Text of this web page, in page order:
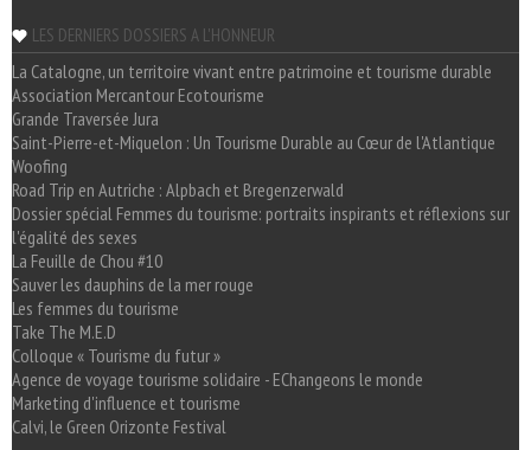
LES DERNIERS DOSSIERS A L'HONNEUR
La Catalogne, un territoire vivant entre patrimoine et tourisme durable
Association Mercantour Ecotourisme
Grande Traversée Jura
Saint-Pierre-et-Miquelon : Un Tourisme Durable au Cœur de l'Atlantique
Woofing
Road Trip en Autriche : Alpbach et Bregenzerwald
Dossier spécial Femmes du tourisme: portraits inspirants et réflexions sur
l'égalité des sexes
La Feuille de Chou #10
Sauver les dauphins de la mer rouge
Les femmes du tourisme
Take The M.E.D
Colloque « Tourisme du futur »
Agence de voyage tourisme solidaire - EChangeons le monde
Marketing d'influence et tourisme
Calvi, le Green Orizonte Festival